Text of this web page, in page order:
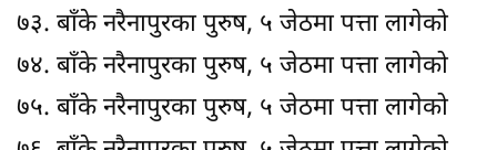
७३. बाँके नरैनापुरका पुरुष, ५ जेठमा पत्ता लागेको
७४. बाँके नरैनापुरका पुरुष, ५ जेठमा पत्ता लागेको
७५. बाँके नरैनापुरका पुरुष, ५ जेठमा पत्ता लागेको